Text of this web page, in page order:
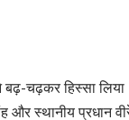
बढ़-चढ़कर हिस्सा
और स्थानीय प्रधान